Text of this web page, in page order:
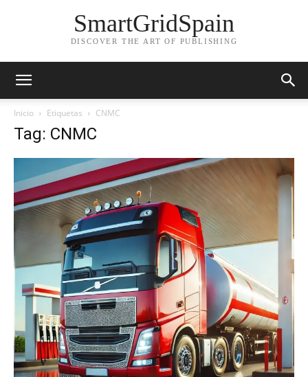
SmartGridSpain
DISCOVER THE ART OF PUBLISHING
Inicio Etiquetas CNMC
Tag: CNMC